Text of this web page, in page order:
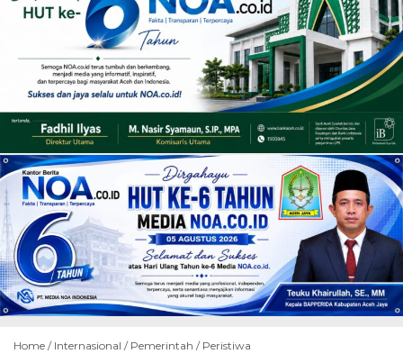
Home / Internasional / Pemerintah / Peristiwa